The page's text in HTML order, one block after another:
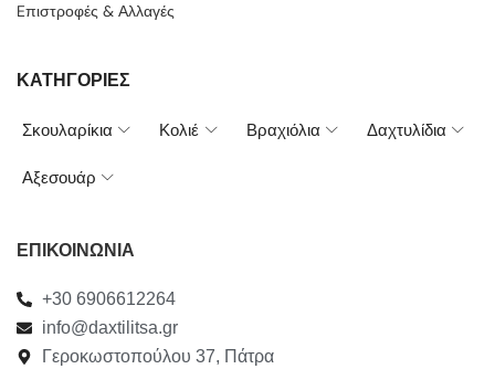
Eπιστροφές & Αλλαγές
ΚΑΤΗΓΟΡΙΕΣ
Σκουλαρίκια Κολιέ Βραχιόλια Δαχτυλίδια
Αξεσουάρ
ΕΠΙΚΟΙΝΩΝΙΑ
+30 6906612264
info@daxtilitsa.gr
Γεροκωστοπούλου 37, Πάτρα